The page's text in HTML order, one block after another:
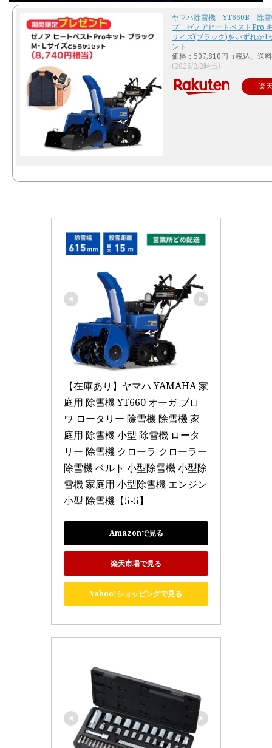
ヤマハ除雪機 YT660B 除雪
プ ゼノアヒートベストPro
サイズ(ブラック)をいずれか1
ント
価格：507,810円（税込、送
(2026/2/2時点)
楽
【在庫あり】ヤマハ YAMAHA 家
庭用 除雪機 YT660 オーガ ブロ
ワ ロータリー 除雪機 除雪機 家
庭用 除雪機 小型 除雪機 ロータ
リー 除雪機 クローラ クローラー
除雪機 ベルト 小型除雪機 小型除
雪機 家庭用 小型除雪機 エンジン
小型 除雪機【5-5】
Amazonで見る
楽天市場で見る
Yahoo!ショッピングで見る